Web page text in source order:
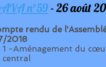
n°59- 26 août
rendu de
2018
1 -Aménagement du
central